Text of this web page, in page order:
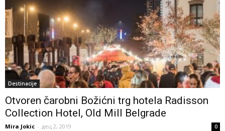
Destinacije
Otvoren čarobni Božićni trg hotela Radisson
Collection Hotel, Old Mill Belgrade
Mira Jokic - дец 2, 2019 0